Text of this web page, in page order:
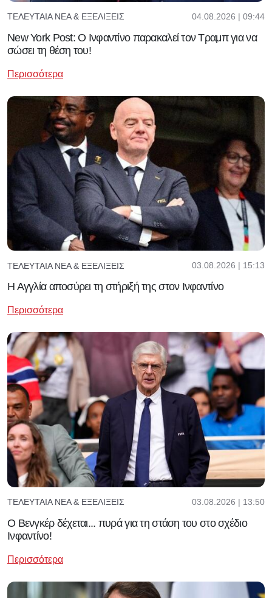
ΤΕΛΕΥΤΑΊΑ ΝΈΑ & ΕΞΕΛΊΞΕΙΣ 04.08.2026 | 09:44
New York Post: Ο Ινφαντίνο παρακαλεί τον Τραμπ για να
σώσει τη θέση του!
Περισσότερα
ΤΕΛΕΥΤΑΊΑ ΝΈΑ & ΕΞΕΛΊΞΕΙΣ 03.08.2026 | 15:13
Η Αγγλία αποσύρει τη στήριξή της στον Ινφαντίνο
Περισσότερα
ΤΕΛΕΥΤΑΊΑ ΝΈΑ & ΕΞΕΛΊΞΕΙΣ 03.08.2026 | 13:50
Ο Βενγκέρ δέχεται... πυρά για τη στάση του στο σχέδιο
Ινφαντίνο!
Περισσότερα